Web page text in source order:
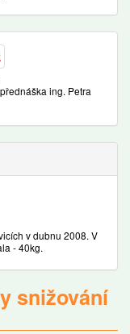
ing. Petra
v dubnu 2008. V
- 40kg.
snižování